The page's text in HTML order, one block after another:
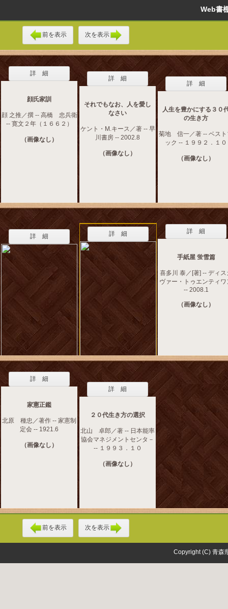
Web
前を表示 次を表示
詳 細
顔氏家訓
顔 之推／撰 -- 高橋 忠兵衛
-- 寛文２年（１６６２）
（画像なし）
詳 細
それでもなお、人を愛し
なさい
ケント・M.キース／著 -- 早
川書房 -- 2002.8
（画像なし）
詳 細
人生を豊かにする３０
の生き方
菊地 信一／著 -- ベスト
ック -- １９９２．１０
（画像なし）
詳 細 詳 細 詳 細
手紙屋 蛍雪篇
喜多川 泰／[著] -- ディス
ヴァー・トゥエンティワ
-- 2008.1
（画像なし）
詳 細
家憲正鑑
北原 種忠／著作 -- 家憲制
定会 -- 1921.6
（画像なし）
詳 細
２０代生き方の選択
北山 卓郎／著 -- 日本能率
協会マネジメントセンタ－
-- １９９３．１０
（画像なし）
前を表示 次を表示
Copyright (C) 青森